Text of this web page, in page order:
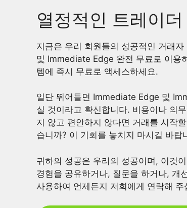
열정적인 트레이
지금은 우리 회원들의 성공적인 거래
및 Immediate Edge 완전 무료로 이용
템에 즉시 무료로 액세스하세요.
일단 뛰어들면 Immediate Edge 및
실 것이라고 확신합니다. 비용이나 의
지 않고 편안하지 않다면 거래를 시작
습니까? 이 기회를 놓치지 마시길 바랍
귀하의 성공은 우리의 성공이며, 이것
경험을 공유하거나, 질문을 하거나, 개
사용하여 언제든지 저희에게 연락해 주